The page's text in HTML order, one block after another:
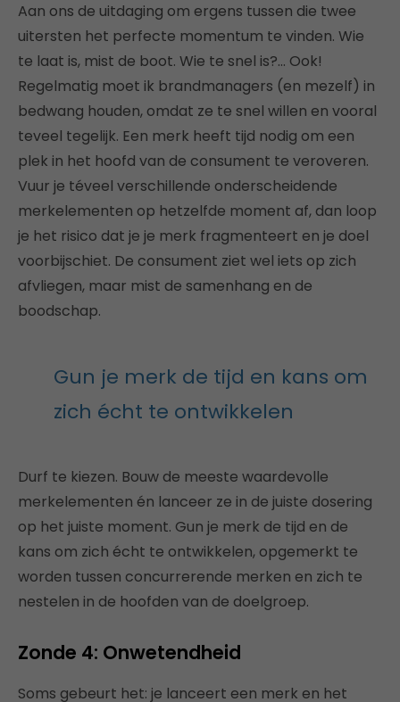
Aan ons de uitdaging om ergens tussen die twee
uitersten het perfecte momentum te vinden. Wie
te laat is, mist de boot. Wie te snel is?… Ook!
Regelmatig moet ik brandmanagers (en mezelf) in
bedwang houden, omdat ze te snel willen en vooral
teveel tegelijk. Een merk heeft tijd nodig om een
plek in het hoofd van de consument te veroveren.
Vuur je téveel verschillende onderscheidende
merkelementen op hetzelfde moment af, dan loop
je het risico dat je je merk fragmenteert en je doel
voorbijschiet. De consument ziet wel iets op zich
afvliegen, maar mist de samenhang en de
boodschap.
Gun je merk de tijd en kans om
zich écht te ontwikkelen
Durf te kiezen. Bouw de meeste waardevolle
merkelementen én lanceer ze in de juiste dosering
op het juiste moment. Gun je merk de tijd en de
kans om zich écht te ontwikkelen, opgemerkt te
worden tussen concurrerende merken en zich te
nestelen in de hoofden van de doelgroep.
Zonde 4: Onwetendheid
Soms gebeurt het: je lanceert een merk en het